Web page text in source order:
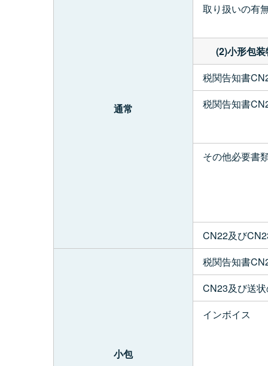
通常
取り扱いの有
(2)小形包
税関告知書
税関告知書
その他必要書
CN22及び
小包
税関告知書
CN23及び送
インボイス